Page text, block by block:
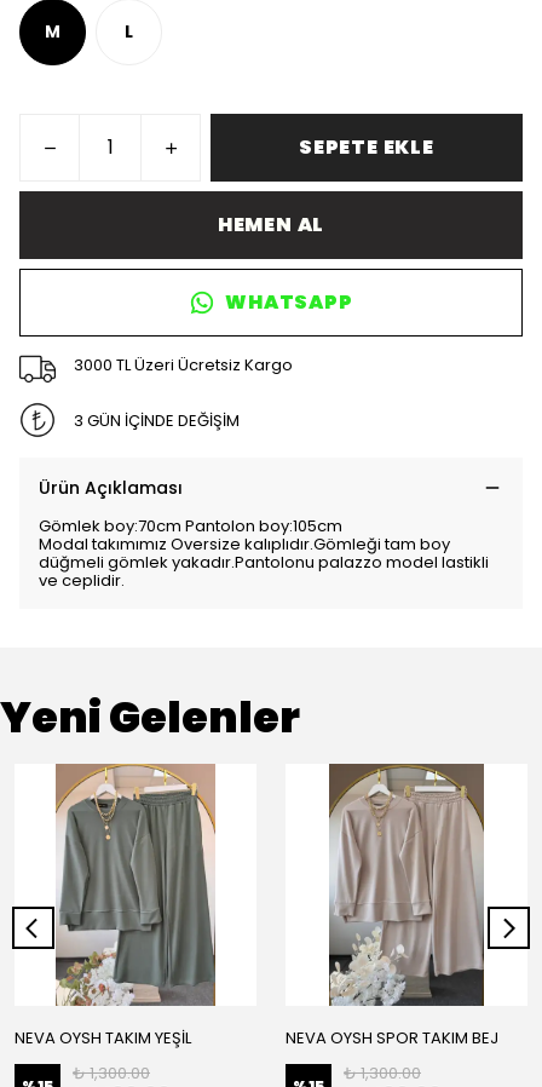
M L
SEPETE EKLE
HEMEN AL
WHATSAPP
3000 TL Üzeri Ücretsiz Kargo
3 GÜN İÇİNDE DEĞİŞİM
Ürün Açıklaması
Gömlek boy:70cm Pantolon boy:105cm
Modal takımımız Oversize kalıplıdır.Gömleği tam boy
düğmeli gömlek yakadır.Pantolonu palazzo model lastikli
ve ceplidir.
Yeni Gelenler
NEVA OYSH TAKIM YEŞİL
₺ 1,300.00
NEVA OYSH SPOR TAKIM BEJ
₺ 1,300.00